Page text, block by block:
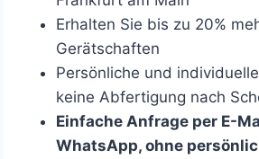
Erhalten Sie bis zu 20%
Gerätschaften
Persönliche und
keine Abfertigung nach
Einfache Anfrage per E-
WhatsApp, ohne